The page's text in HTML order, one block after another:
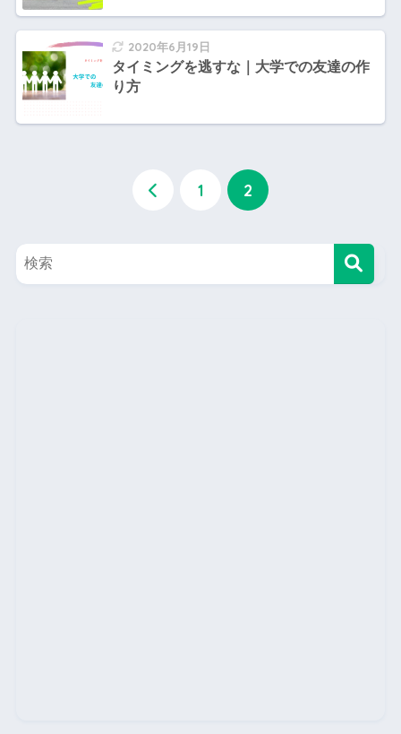
2020年6月19日
タイミングを逃すな｜大学での友達の作
り方
1 2